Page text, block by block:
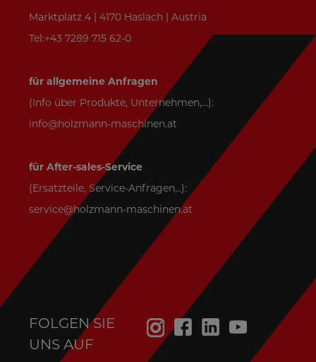
Marktplatz 4 | 4170 Haslach | Austria
Tel:+43 7289 715 62-0
für allgemeine Anfragen
(Info über Produkte, Unternehmen,...):
info@holzmann-maschinen.at
für After-sales-Service
(Ersatzteile, Service-Anfragen,..):
service@holzmann-maschinen.at
FOLGEN SIE
UNS AUF